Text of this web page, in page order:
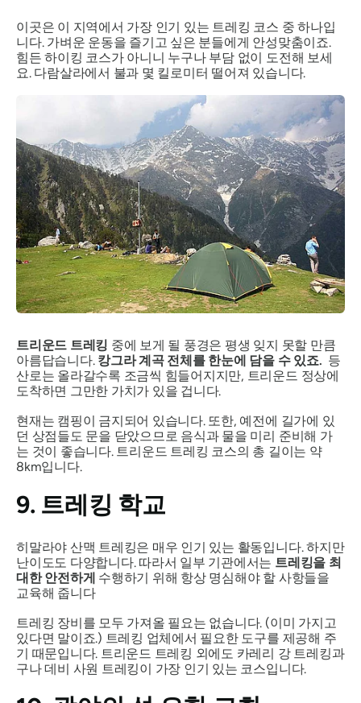
이곳은 이 지역에서 가장 인기 있는 트레킹 코스 중 하나입
니다. 가벼운 운동을 즐기고 싶은 분들에게 안성맞춤이죠.
힘든 하이킹 코스가 아니니 누구나 부담 없이 도전해 보세
요. 다람살라에서 불과 몇 킬로미터 떨어져 있습니다.
트리운드 트레킹 중에 보게 될 풍경은 평생 잊지 못할 만큼
아름답습니다. 캉그라 계곡 전체를 한눈에 담을 수 있죠. 등
산로는 올라갈수록 조금씩 힘들어지지만, 트리운드 정상에
도착하면 그만한 가치가 있을 겁니다.
현재는 캠핑이 금지되어 있습니다. 또한, 예전에 길가에 있
던 상점들도 문을 닫았으므로 음식과 물을 미리 준비해 가
는 것이 좋습니다. 트리운드 트레킹 코스의 총 길이는 약
8km입니다.
9. 트레킹 학교
히말라야 산맥 트레킹은 매우 인기 있는 활동입니다. 하지만
난이도도 다양합니다. 따라서 일부 기관에서는 트레킹을 최
대한 안전하게 수행하기 위해 항상 명심해야 할 사항들을
교육해 줍니다
트레킹 장비를 모두 가져올 필요는 없습니다. (이미 가지고
있다면 말이죠.) 트레킹 업체에서 필요한 도구를 제공해 주
기 때문입니다. 트리운드 트레킹 외에도 카레리 강 트레킹과
구나 데비 사원 트레킹이 가장 인기 있는 코스입니다.